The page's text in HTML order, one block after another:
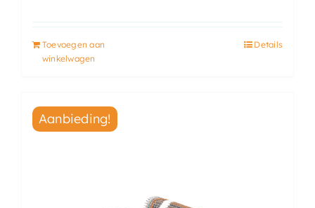
Toevoegen aan
winkelwagen
Details
Aanbieding!